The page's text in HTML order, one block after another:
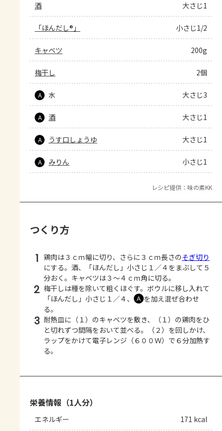
酒 大さじ1
「ほんだし®」 小さじ1/2
キャベツ 200g
梅干し 2個
A 水 大さじ3
A 酒 大さじ1
A うす口しょうゆ 大さじ1
A みりん 小さじ1
レシピ提供：味の素KK
つくり方
1 鶏肉は３ｃｍ幅に切り、さらに３ｃｍ長さのそぎ切り
にする。酒、「ほんだし」小さじ１／４をまぶして５
分おく。キャベツは３～４ｃｍ角に切る。
2 梅干しは種を除いて粗くほぐす。ボウルに移し入れて
「ほんだし」小さじ１／４、
Ａ を加え混ぜ合わせ
る。
3 耐熱皿に（１）のキャベツを敷き、（１）の鶏肉をひ
と切れずつ間隔をおいて並べる。（２）を回しかけ、
ラップをかけて電子レンジ（６００Ｗ）で６分加熱す
る。
栄養情報（1人分）
エネルギー 171 kcal